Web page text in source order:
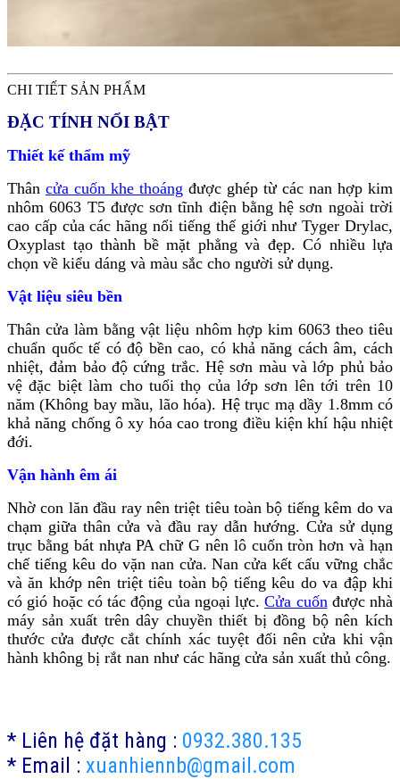
CHI TIẾT SẢN PHẨM
ĐẶC TÍNH NỔI BẬT
Thiết kế thẩm mỹ
Thân cửa cuốn khe thoáng được ghép từ các nan hợp kim
nhôm 6063 T5 được sơn tĩnh điện bằng hệ sơn ngoài trời
cao cấp của các hãng nổi tiếng thế giới như Tyger Drylac,
Oxyplast tạo thành bề mặt phẳng và đẹp. Có nhiều lựa
chọn về kiểu dáng và màu sắc cho người sử dụng.
Vật liệu siêu bền
Thân cửa làm bằng vật liệu nhôm hợp kim 6063 theo tiêu
chuẩn quốc tế có độ bền cao, có khả năng cách âm, cách
nhiệt, đảm bảo độ cứng trắc. Hệ sơn màu và lớp phủ bảo
vệ đặc biệt làm cho tuổi thọ của lớp sơn lên tới trên 10
năm (Không bay mầu, lão hóa). Hệ trục mạ dầy 1.8mm có
khả năng chống ô xy hóa cao trong điều kiện khí hậu nhiệt
đới.
Vận hành êm ái
Nhờ con lăn đầu ray nên triệt tiêu toàn bộ tiếng kêm do va
chạm giữa thân cửa và đầu ray dẫn hướng. Cửa sử dụng
trục bằng bát nhựa PA chữ G nên lô cuốn tròn hơn và hạn
chế tiếng kêu do vặn nan cửa. Nan cửa kết cấu vững chắc
và ăn khớp nên triệt tiêu toàn bộ tiếng kêu do va đập khi
có gió hoặc có tác động của ngoại lực.Cửa cuốnđược nhà
máy sản xuất trên dây chuyền thiết bị đồng bộ nên kích
thước cửa được cắt chính xác tuyệt đối nên cửa khi vận
hành không bị rắt nan như các hãng cửa sản xuất thủ công.
* Liên hệ đặt hàng : 0932.380.135
* Email : xuanhiennb@gmail.com